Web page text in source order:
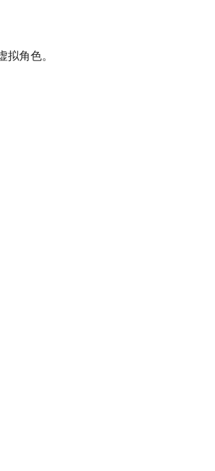
角色。